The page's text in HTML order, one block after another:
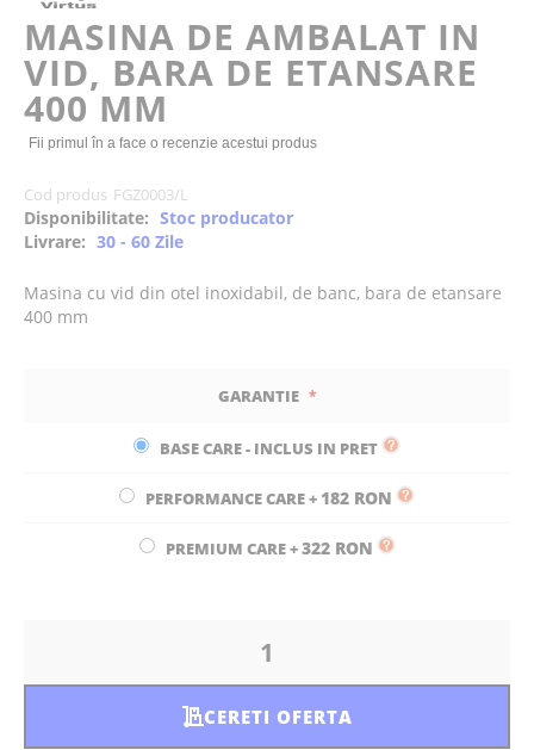
the
images
gallery
MASINA DE AMBALAT IN
VID, BARA DE ETANSARE
400 MM
Fii primul în a face o recenzie acestui produs
Cod produs FGZ0003/L
Disponibilitate: Stoc producator
Livrare: 30 - 60 Zile
Masina cu vid din otel inoxidabil, de banc, bara de etansare
400 mm
GARANTIE
BASE CARE - INCLUS IN PRET
PERFORMANCE CARE+ 182 RON
PREMIUM CARE+322 RON
CERETI OFERTA